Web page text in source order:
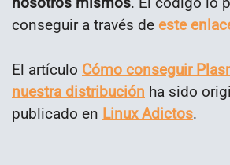
conseguir a través de este
El artículo Cómo conseguir
nuestra distribución ha sido
publicado en Linux Adictos.